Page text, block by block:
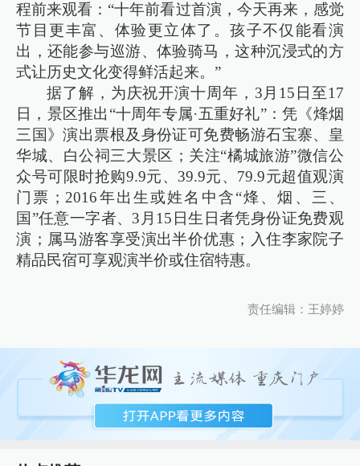
程前来观看：“十年前看过首演，今天再来，感觉
节目更丰富、体验更立体了。孩子不仅能看演
出，还能参与巡游、体验骑马，这种沉浸式的方
式让历史文化变得鲜活起来。”
据了解，为庆祝开演十周年，3月15日至17
日，景区推出“十周年专属·五重好礼”：凭《烽烟
三国》演出票根及身份证可免费畅游石宝寨、皇
华城、白公祠三大景区；关注“橘城旅游”微信公
众号可限时抢购9.9元、39.9元、79.9元超值观演
门票；2016年出生或姓名中含“烽、烟、三、
国”任意一字者、3月15日生日者凭身份证免费观
演；属马游客享受演出半价优惠；入住李家院子
精品民宿可享观演半价或住宿特惠。
责任编辑：王婷婷